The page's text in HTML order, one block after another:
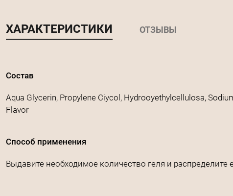
ХАРАКТЕРИСТИКИ ОТЗЫВЫ
Состав
Aqua Glycerin, Propylene Ciycol, Hydrooyethylcellulosa,
Flavor
Способ применения
Выдавите необходимое количество геля и